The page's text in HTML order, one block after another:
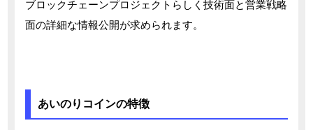
ブロックチェーンプロジェクトらしく技術面と営業戦略
面の詳細な情報公開が求められます。
あいのりコインの特徴